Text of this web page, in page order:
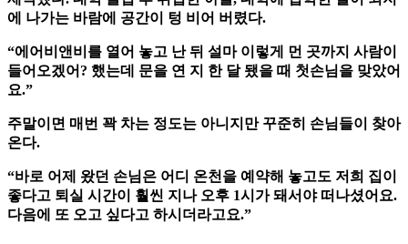
에 나가는 바람에 공간이 텅 비어 버렸다.
“에어비앤비를 열어 놓고 난 뒤 설마 이렇게 먼 곳까지 사람이
들어오겠어? 했는데 문을 연 지 한 달 됐을 때 첫손님을 맞았어
요.”
주말이면 매번 꽉 차는 정도는 아니지만 꾸준히 손님들이 찾아
온다.
“바로 어제 왔던 손님은 어디 온천을 예약해 놓고도 저희 집이
좋다고 퇴실 시간이 훨씬 지나 오후 1시가 돼서야 떠나셨어요.
다음에 또 오고 싶다고 하시더라고요.”